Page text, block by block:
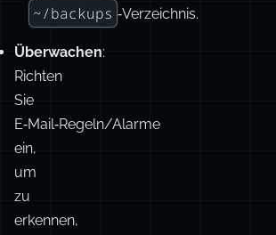
~/backups ‑Verzeichnis.
Überwachen:
Richten
Sie
E‑Mail‑Regeln/Alarme
ein,
um
zu
erkennen,